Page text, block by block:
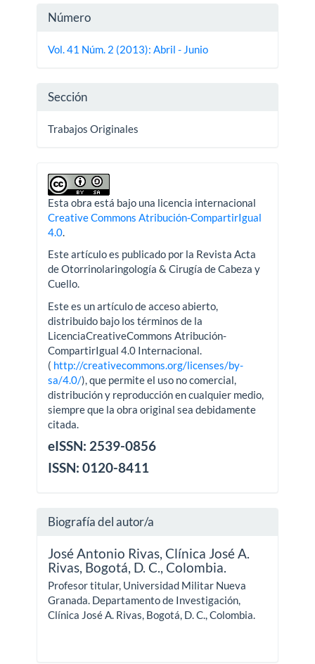
Detalles
del
Número
Vol. 41 Núm. 2 (2013): Abril - Junio
Sección
Trabajos Originales
Esta obra está bajo una licencia internacional
Creative Commons Atribución-CompartirIgual
4.0.
Este artículo es publicado por la Revista Acta
de Otorrinolaringología & Cirugía de Cabeza y
Cuello.
Este es un artículo de acceso abierto,
distribuido bajo los términos de la
LicenciaCreativeCommons Atribución-
CompartirIgual 4.0 Internacional.
( http://creativecommons.org/licenses/by-
sa/4.0/), que permite el uso no comercial,
distribución y reproducción en cualquier medio,
siempre que la obra original sea debidamente
citada.
eISSN: 2539-0856
ISSN: 0120-8411
Biografía del autor/a
José Antonio Rivas, Clínica José A.
Rivas, Bogotá, D. C., Colombia.
Profesor titular, Universidad Militar Nueva
Granada. Departamento de Investigación,
Clínica José A. Rivas, Bogotá, D. C., Colombia.